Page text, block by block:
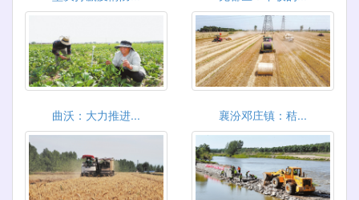
曲沃：大力推进... 襄汾邓庄镇：秸...